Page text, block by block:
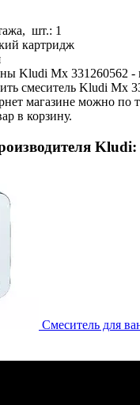
шт.: 1
картридж
Kludi Mx 331260562 -
смеситель Kludi Mx
магазине можно по
в корзину.
Kludi:
Смеситель для